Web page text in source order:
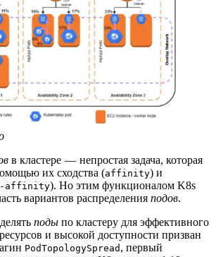
в кластере — непростая задача, которая
их сходства (affinity) и
affinity). Но этим функционалом K8s
вариантов распределения подов.
поды по кластеру для эффективного
и высокой доступности призван
PodTopologySpread , первый